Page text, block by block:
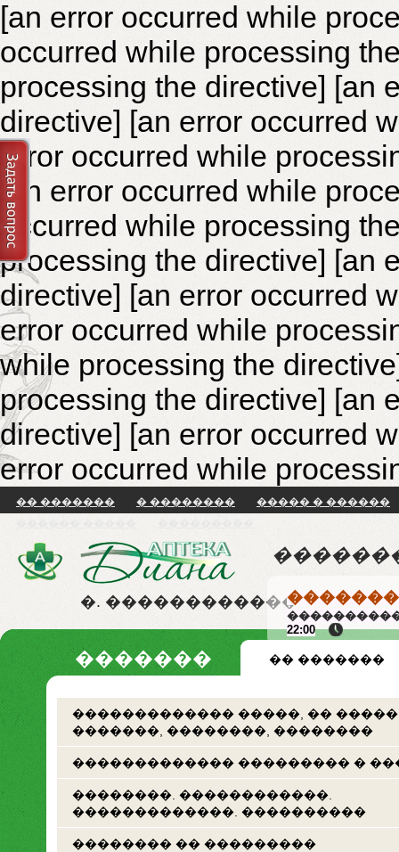
[an error occurred while
occurred while processing
processing the directive] [an
directive] [an error occurred
error occurred while
[an error occurred while
occurred while processing
processing the directive] [an
directive] [an error occurred
error occurred while
while processing the
processing the directive] [an
directive] [an error occurred
error occurred while
�� ������� � ��������
����� � ������
�. ������������
22:00
������� �� �������
������������� �����, ��
�������, ��������, ��������
������������� ��������� �
��������. ������������.
�������������. ����������
�������� �� ���������